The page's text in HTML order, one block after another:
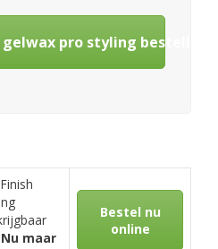
gelwax pro styling bestellen
Nu maar
Bestel nu
online